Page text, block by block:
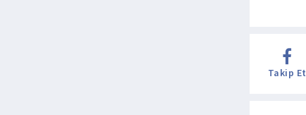
Takip Et